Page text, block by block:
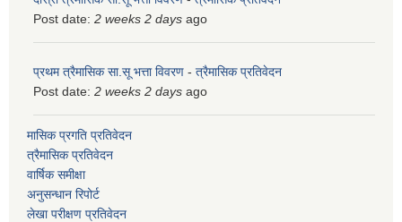
Post date: 2 weeks 2 days ago
प्रथम त्रैमासिक सा.सू भत्ता विवरण - त्रैमासिक प्रतिवेदन
Post date: 2 weeks 2 days ago
मासिक प्रगति प्रतिवेदन
त्रैमासिक प्रतिवेदन
वार्षिक समीक्षा
अनुसन्धान रिपोर्ट
लेखा परीक्षण प्रतिवेदन